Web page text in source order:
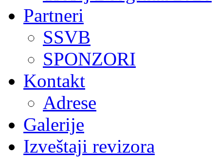
Partneri
SSVB
SPONZORI
Kontakt
Adrese
Galerije
Izveštaji revizora